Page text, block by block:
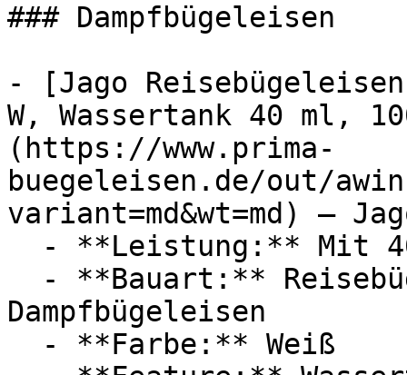
### Dampfbügeleisen
- [Jago
W, Wassertank 40 ml,
(https://www.prima-
buegeleisen.de/out/
variant=md&wt=md) —
Dampfbügeleisen